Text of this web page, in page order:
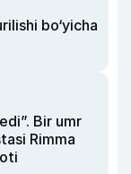
bo‘yicha
Bir umr
Rimma